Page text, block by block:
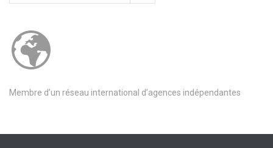
Membre d’un réseau international d’agences indépendantes